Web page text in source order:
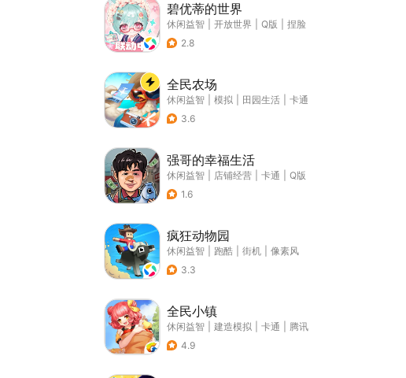
碧优蒂的世界
休闲益智 开放世界 Q版
捏脸
2.8
全民农场
休闲益智 模拟 田园生活
卡通
3.6
强哥的幸福生活
休闲益智 店铺经营 卡通
Q版
1.6
疯狂动物园
休闲益智 跑酷 街机
像素风
3.3
全民小镇
休闲益智 建造模拟 卡通
腾讯
4.9